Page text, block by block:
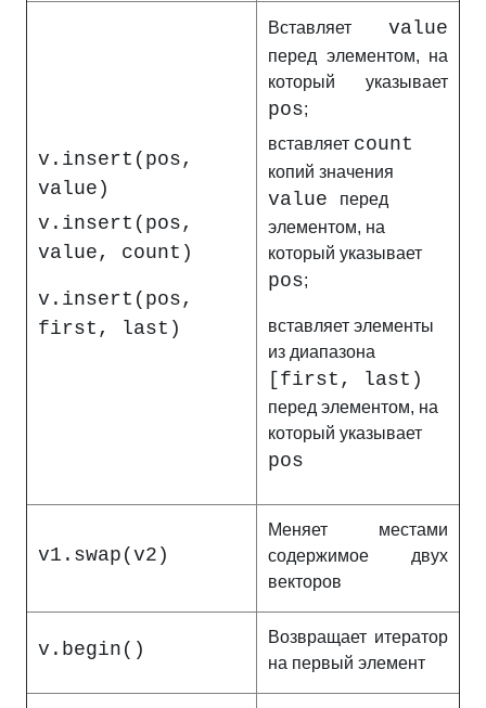
v.insert(pos,
value)
v.insert(pos,
value, count)
v.insert(pos,
first, last)
Вставляет value
перед элементом, на
который указывает
pos;
вставляет count
копий значения
value
перед
элементом, на
который указывает
pos;
вставляет элементы
из диапазона
[first, last)
перед элементом, на
который указывает
pos
v1.swap(v2)
Меняет местами
содержимое двух
векторов
v.begin()
Возвращает итератор
на первый элемент